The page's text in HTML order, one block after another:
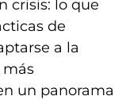
crisis: lo que
de
a la
un panorama